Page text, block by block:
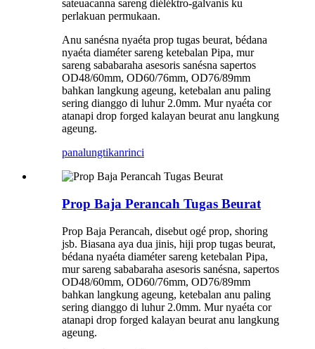
sateuacanna sareng diéléktro-galvanis ku
perlakuan permukaan.
Anu sanésna nyaéta prop tugas beurat, bédana
nyaéta diaméter sareng ketebalan Pipa, mur
sareng sababaraha asesoris sanésna sapertos
OD48/60mm, OD60/76mm, OD76/89mm
bahkan langkung ageung, ketebalan anu paling
sering dianggo di luhur 2.0mm. Mur nyaéta cor
atanapi drop forged kalayan beurat anu langkung
ageung.
panalungtikanrinci
Prop Baja Perancah Tugas Beurat
Prop Baja Perancah, disebut ogé prop, shoring
jsb. Biasana aya dua jinis, hiji prop tugas beurat,
bédana nyaéta diaméter sareng ketebalan Pipa,
mur sareng sababaraha asesoris sanésna, sapertos
OD48/60mm, OD60/76mm, OD76/89mm
bahkan langkung ageung, ketebalan anu paling
sering dianggo di luhur 2.0mm. Mur nyaéta cor
atanapi drop forged kalayan beurat anu langkung
ageung.